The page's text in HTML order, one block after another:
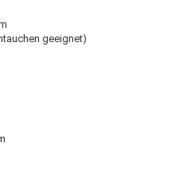
geeignet)